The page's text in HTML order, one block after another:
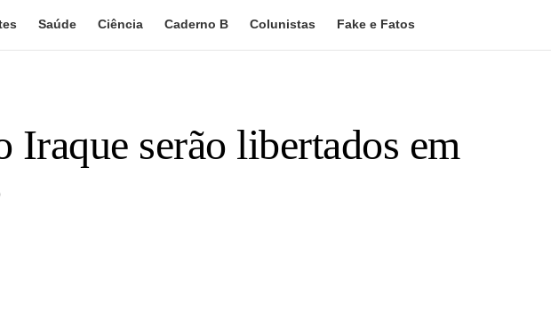
Saúde Ciência Caderno B Colunistas Fake e Fatos
serão libertados em